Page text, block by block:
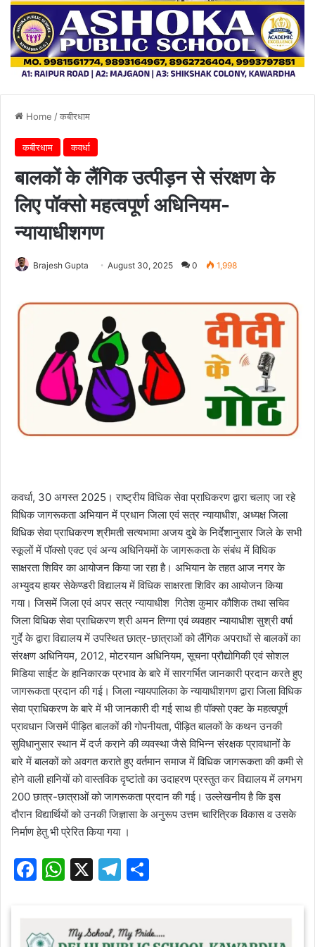
Home /कबीरधाम
कबीरधाम कवर्धा
बालकों के लैंगिक उत्पीड़न से संरक्षण के
लिए पॉक्सो महत्वपूर्ण अधिनियम-
न्यायाधीशगण
Brajesh Gupta August 30, 2025 0 1,998
कवर्धा, 30 अगस्त 2025। राष्ट्रीय विधिक सेवा प्राधिकरण द्वारा चलाए जा रहे
विधिक जागरूकता अभियान में प्रधान जिला एवं सत्र न्यायाधीश, अध्यक्ष जिला
विधिक सेवा प्राधिकरण श्रीमती सत्यभामा अजय दुबे के निर्देशानुसार जिले के सभी
स्कूलों में पॉक्सो एक्ट एवं अन्य अधिनियमों के जागरूकता के संबंध में विधिक
साक्षरता शिविर का आयोजन किया जा रहा है। अभियान के तहत आज नगर के
अभ्युदय हायर सेकेण्डरी विद्यालय में विधिक साक्षरता शिविर का आयोजन किया
गया। जिसमें जिला एवं अपर सत्र न्यायाधीश गितेश कुमार कौशिक तथा सचिव
जिला विधिक सेवा प्राधिकरण श्री अमन तिग्गा एवं व्यवहार न्यायाधीश सुश्री वर्षा
गुर्दे के द्वारा विद्यालय में उपस्थित छात्र-छात्राओं को लैंगिक अपराधों से बालकों का
संरक्षण अधिनियम, 2012, मोटरयान अधिनियम, सूचना प्रौद्योगिकी एवं सोशल
मिडिया साईट के हानिकारक प्रभाव के बारे में सारगर्भित जानकारी प्रदान करते हुए
जागरूकता प्रदान की गई। जिला न्यायपालिका के न्यायाधीशगण द्वारा जिला विधिक
सेवा प्राधिकरण के बारे में भी जानकारी दी गई साथ ही पॉक्सो एक्ट के महत्वपूर्ण
प्रावधान जिसमें पीड़ित बालकों की गोपनीयता, पीड़ित बालकों के कथन उनकी
सुविधानुसार स्थान में दर्ज कराने की व्यवस्था जैसे विभिन्न संरक्षक प्रावधानों के
बारे में बालकों को अवगत कराते हुए वर्तमान समाज में विधिक जागरूकता की कमी से
होने वाली हानियों को वास्तविक दृष्टांतो का उदाहरण प्रस्तुत कर विद्यालय में लगभग
200 छात्र-छात्राओं को जागरूकता प्रदान की गई। उल्लेखनीय है कि इस
दौरान विद्यार्थियों को उनकी जिज्ञासा के अनुरूप उत्तम चारित्रिक विकास व उसके
निर्माण हेतु भी प्रेरित किया गया ।
F
e
W
s
X
T
gr e